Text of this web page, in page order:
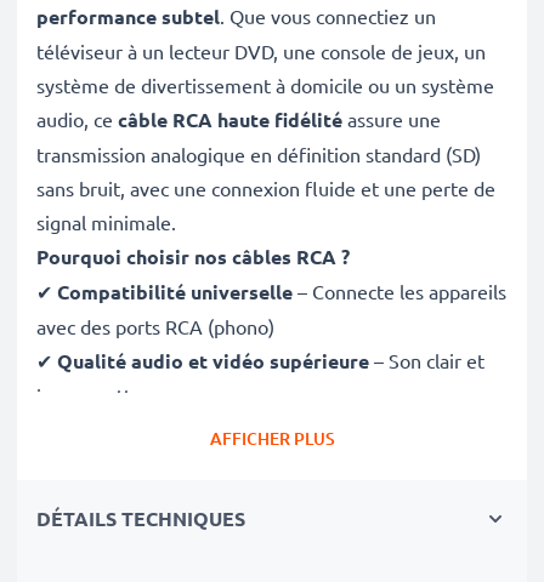
performance subtel. Que vous connectiez un
téléviseur à un lecteur DVD, une console de jeux, un
système de divertissement à domicile ou un système
audio, ce câble RCA haute fidélité assure une
transmission analogique en définition standard (SD)
sans bruit, avec une connexion fluide et une perte de
signal minimale.
Pourquoi choisir nos câbles RCA ?
✔ Compatibilité universelle – Connecte les appareils
avec des ports RCA (phono)
✔ Qualité audio et vidéo supérieure – Son clair et
image nette
Connecteurs à ajustement sécurisé
des performances durablesEntièrement compatible
AFFICHER PLUS
DÉTAILS TECHNIQUES